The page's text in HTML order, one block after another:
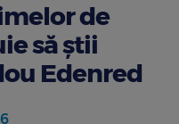
de
să știi
Edenred